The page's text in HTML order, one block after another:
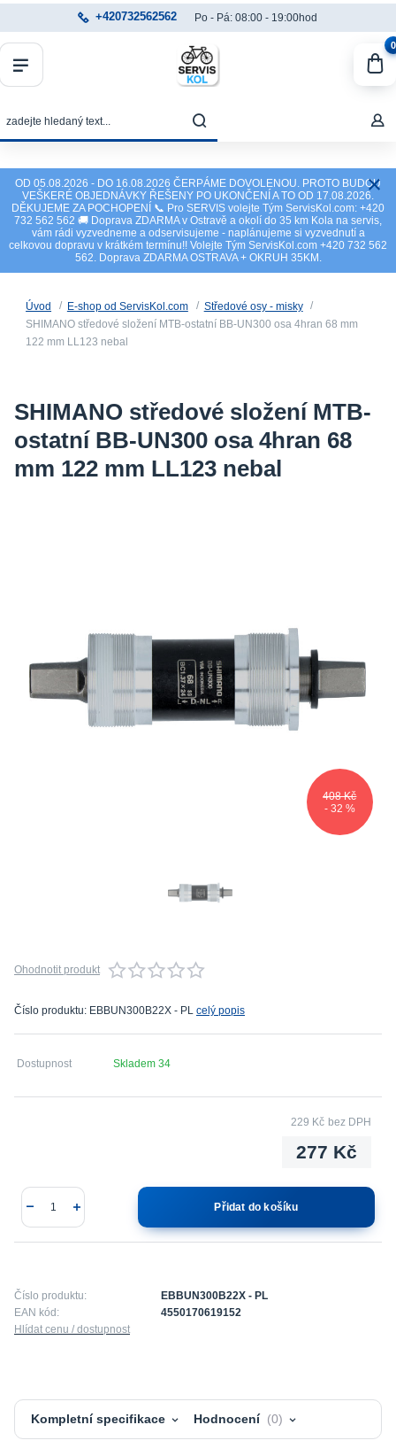
OD 05.08.2026 - DO 16.08.2026 ČERPÁME DOVOLENOU. PROTO BUDOU
VEŠKERÉ OBJEDNÁVKY ŘEŠENY PO UKONČENÍ A TO OD 17.08.2026.
DĚKUJEME ZA POCHOPENÍ 📞 Pro SERVIS volejte Tým ServisKol.com: +420
732 562 562 🚚 Doprava ZDARMA v Ostravě a okolí do 35 km Kola na servis,
vám rádi vyzvedneme a odservisujeme - naplánujeme si vyzvednutí a
celkovou dopravu v krátkém termínu!! Volejte Tým ServisKol.com +420 732 562
562. Doprava ZDARMA OSTRAVA + OKRUH 35KM.
+420732562562 Po - Pá: 08:00 - 19:00hod
0
Úvod E-shop od ServisKol.com
Středové osy - misky
SHIMANO středové složení MTB-ostatní BB-UN300 osa 4hran 68 mm
122 mm LL123 nebal
SHIMANO středové složení MTB-
ostatní BB-UN300 osa 4hran 68
mm 122 mm LL123 nebal
408 Kč
- 32 %
Ohodnotit produkt
Číslo produktu: EBBUN300B22X - PL celý popis
Dostupnost Skladem 34
277 Kč
229 Kč bez DPH
Přidat do košíku
Číslo produktu:
EBBUN300B22X - PL
EAN kód:
4550170619152
Hlídat cenu / dostupnost
Kompletní specifikace Hodnocení 0